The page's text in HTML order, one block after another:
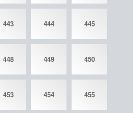
443 444 445
448 449 450
453 454 455